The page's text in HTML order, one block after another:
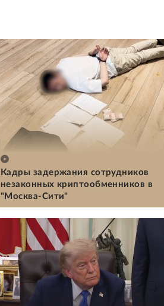
Кадры задержания сотрудников
незаконных криптообменников в
"Москва-Сити"